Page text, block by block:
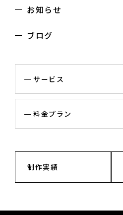
お知らせ
ブログ
サービス
料金プラン
制作実績